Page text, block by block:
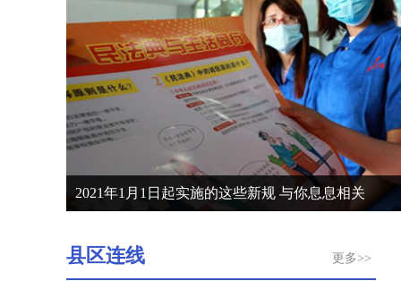
全省民主法治示范村(社区)创建工作推进会在长沙
县区连线 更多>>